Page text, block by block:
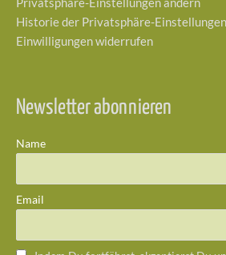
Privatsphäre-Einstellungen ändern
Historie der Privatsphäre-Einstellungen
Einwilligungen widerrufen
Newsletter abonnieren
Name
Email